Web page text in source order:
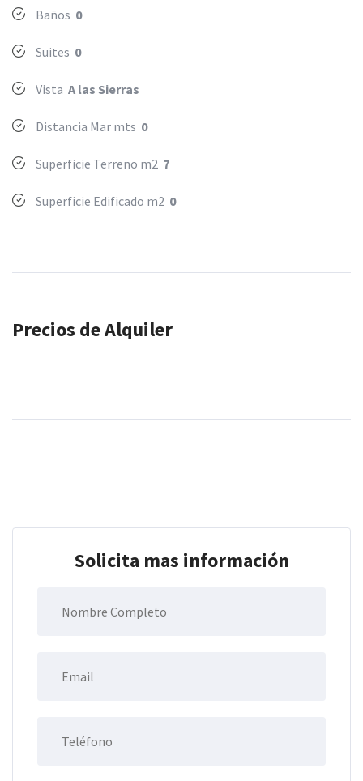
Baños 0
Suites 0
Vista A las Sierras
Distancia Mar mts 0
Superficie Terreno m2 7
Superficie Edificado m2 0
Precios de Alquiler
Solicita mas información